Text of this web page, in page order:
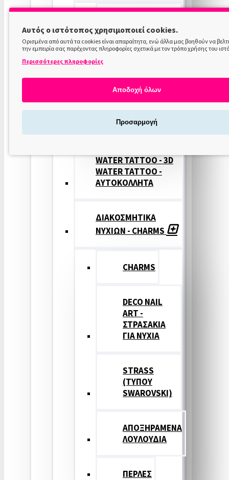
COLOR
ΝΥΧΙΩΝ
ΣΦΡΑΓΙΔΕΣ
ΝΥΧΙΩΝ
WATER TATTOO - 3D
WATER TATTOO -
ΑΥΤΟΚΟΛΛΗΤΑ
ΔΙΑΚΟΣΜΗΤΙΚΑ
ΝΥΧΙΩΝ - CHARMS
CHARMS
DECO NAIL
ART -
ΣΤΡΑΣΑΚΙΑ
ΓΙΑ ΝΥΧΙΑ
STRASS
(ΤΥΠΟΥ
SWAROVSKI)
ΑΠΟΞΗΡΑΜΕΝΑ
ΛΟΥΛΟΥΔΙΑ
ΠΕΡΛΕΣ
Αυτός ο ιστότοπος χρησιμοποιεί cookies.
Ορισμένα από αυτά τα cookies είναι απαραίτητα, ενώ άλλα μας βοηθούν να
την εμπειρία σας παρέχοντας πληροφορίες σχετικά με τον τρόπο χρήσης του
Περισσότερες πληροφορίες
Αποδοχή όλων
Προσαρμογή